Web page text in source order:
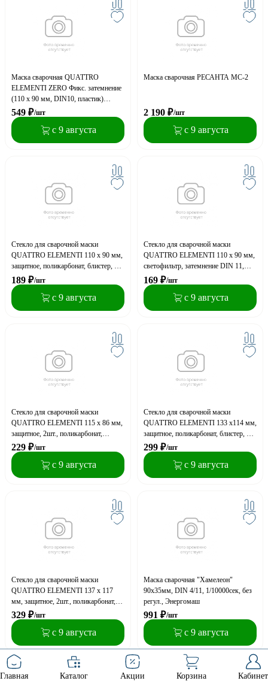
Маска сварочная QUATTRO
ELEMENTI ZERO Фикс. затемнение
(110 x 90 мм, DIN10, пластик)
Коробка
549 ₽/шт
с 9 августа
Маска сварочная РЕСАНТА МС-2
2 190 ₽/шт
с 9 августа
Стекло для сварочной маски
QUATTRO ELEMENTI 110 х 90 мм,
защитное, поликарбонат, блистер, 2
шт
189 ₽/шт
с 9 августа
Стекло для сварочной маски
QUATTRO ELEMENTI 110 х 90 мм,
светофильтр, затемнение DIN 11,
блистер, 1 шт
169 ₽/шт
с 9 августа
Стекло для сварочной маски
QUATTRO ELEMENTI 115 х 86 мм,
защитное, 2шт., поликарбонат,
блистер
229 ₽/шт
с 9 августа
Стекло для сварочной маски
QUATTRO ELEMENTI 133 х114 мм,
защитное, поликарбонат, блистер, 2
шт
299 ₽/шт
с 9 августа
Стекло для сварочной маски
QUATTRO ELEMENTI 137 х 117
мм, защитное, 2шт., поликарбонат,
блистер
329 ₽/шт
с 9 августа
Маска сварочная "Хамелеон"
90x35мм, DIN 4/11, 1/10000сек, без
регул., Энергомаш
991 ₽/шт
с 9 августа
Главная Каталог Акции Корзина Кабинет